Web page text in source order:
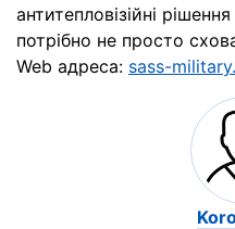
антитепловізійні
потрібно не просто
Web адреса: sass-